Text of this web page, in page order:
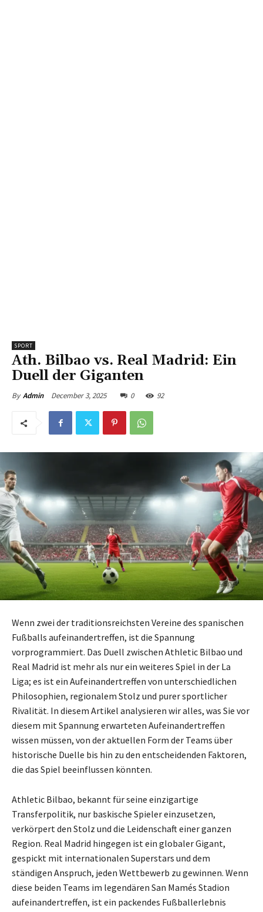
SPORT
Ath. Bilbao vs. Real Madrid: Ein
Duell der Giganten
By Admin December 3, 2025 0 92
Wenn zwei der traditionsreichsten Vereine des spanischen
Fußballs aufeinandertreffen, ist die Spannung
vorprogrammiert. Das Duell zwischen Athletic Bilbao und
Real Madrid ist mehr als nur ein weiteres Spiel in der La
Liga; es ist ein Aufeinandertreffen von unterschiedlichen
Philosophien, regionalem Stolz und purer sportlicher
Rivalität. In diesem Artikel analysieren wir alles, was Sie vor
diesem mit Spannung erwarteten Aufeinandertreffen
wissen müssen, von der aktuellen Form der Teams über
historische Duelle bis hin zu den entscheidenden Faktoren,
die das Spiel beeinflussen könnten.
Athletic Bilbao, bekannt für seine einzigartige
Transferpolitik, nur baskische Spieler einzusetzen,
verkörpert den Stolz und die Leidenschaft einer ganzen
Region. Real Madrid hingegen ist ein globaler Gigant,
gespickt mit internationalen Superstars und dem
ständigen Anspruch, jeden Wettbewerb zu gewinnen. Wenn
diese beiden Teams im legendären San Mamés Stadion
aufeinandertreffen, ist ein packendes Fußballerlebnis